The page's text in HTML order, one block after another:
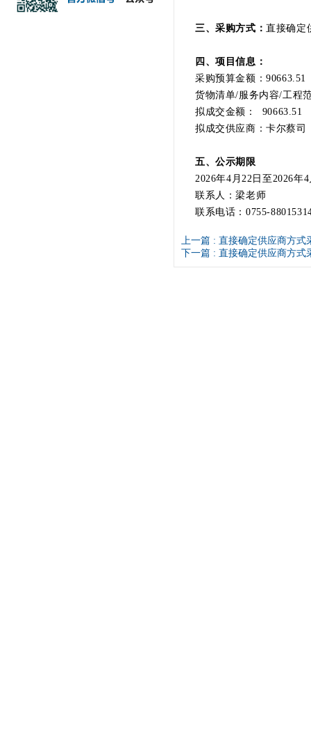
三、采购方式：直接确定
四、项目信息：
采购预算金额：
货物清单/服务内容/工
拟成交金额： 90663.51
拟成交供应商：卡尔蔡司
五、公示期限
2026年4月22日至2026年
联系人：梁老师
联系电话：0755-
上一篇 : 直接确定供应商方式
下一篇 : 直接确定供应商方式